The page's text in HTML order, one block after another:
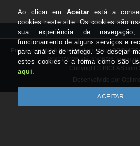
Preços com IVA à taxa legal em vigor.
20/03/2026 até 20/06/26, salvo
Copyright © BICLAS.com
Desenvolvido por